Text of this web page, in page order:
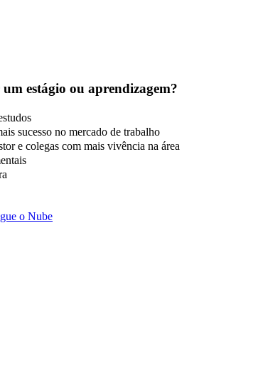
estágio ou aprendizagem?
sucesso no mercado de trabalho
e colegas com mais vivência na área
o Nube